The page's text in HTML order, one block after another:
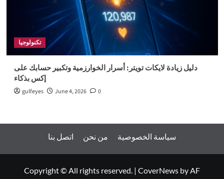
تكنولوجيا
دليل زيادة لايكات تويتر: أسرار الخوارزمية وتكبير حسابك على
إكس بذكاء
gulfeyes June 4, 2026 0
اتصل بنا من نحن سياسة الخصوصية
Copyright © All rights reserved. | CoverNews by AF